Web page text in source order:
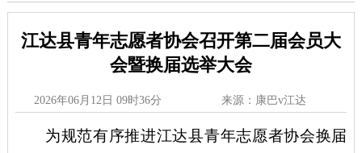
江达县青年志愿者协会召开第二届会员大
会暨换届选举大会
2026年06月12日 09时36分 来源：康巴v江达
为规范有序推进江达县青年志愿者协会换届